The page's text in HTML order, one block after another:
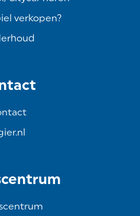
verkopen?